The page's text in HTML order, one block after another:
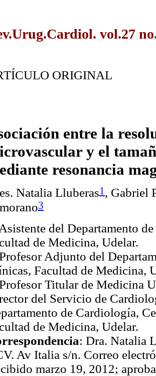
vol.27
ORIGINAL
entre la
y el
resonancia
Natalia Lluberas1 , Gabriel
3
del Departamento
de Medicina, Udelar.
Adjunto del
Facultad de Medicina,
Titular de Medicina
del Servicio de
de Cardiología,
de Medicina, Udelar.
: Dra. Natalia
Av Italia s/n. Correo
marzo 19, 2012;